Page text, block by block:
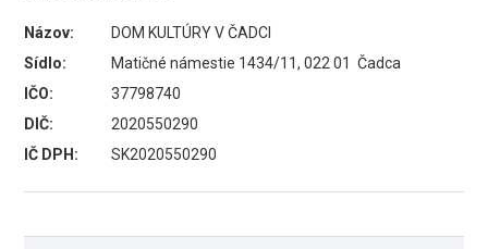
Názov:
DOM KULTÚRY V ČADCI
Sídlo:
Matičné námestie 1434/11, 022 01 Čadca
IČO:
37798740
DIČ:
2020550290
IČ DPH:
SK2020550290